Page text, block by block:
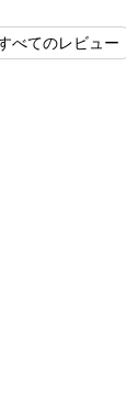
べてのレビュー